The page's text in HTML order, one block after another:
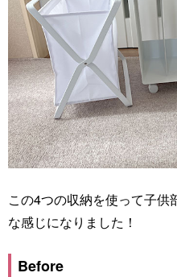
この4つの収納を使って子
な感じになりました！
Before